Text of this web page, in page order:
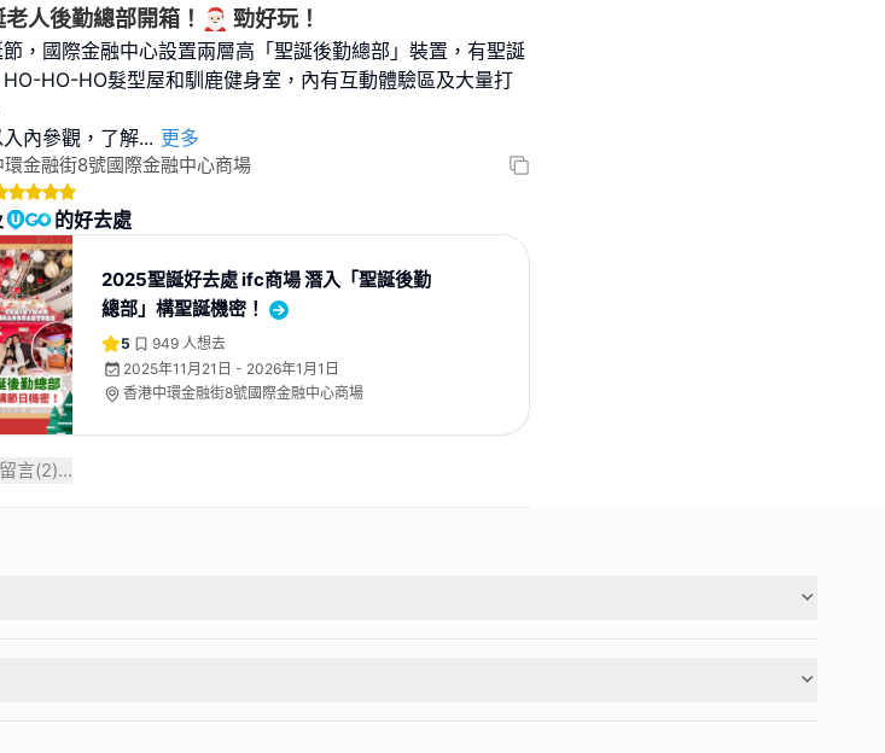
人後勤總部開箱！🎅🏻 勁好玩！
，國際金融中心設置兩層高「聖誕後勤總部」裝置，有聖誕
HO-HO髮型屋和馴鹿健身室，內有互動體驗區及大量打
內參觀，了解... 更多
環金融街8號國際金融中心商場
的好去處
2025聖誕好去處 ifc商場 潛入「聖誕後勤
總部」構聖誕機密！
5 949 人想去
2025年11月21日 - 2026年1月1日
香港中環金融街8號國際金融中心商場
言(2)...